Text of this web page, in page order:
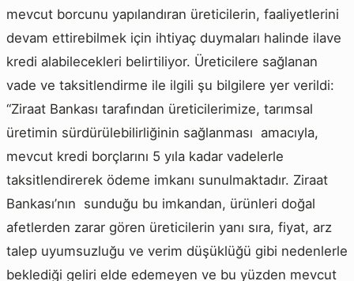
mevcut borcunu yapılandıran üreticilerin, faaliyetlerini
devam ettirebilmek için ihtiyaç duymaları halinde ilave
kredi alabilecekleri belirtiliyor. Üreticilere sağlanan
vade ve taksitlendirme ile ilgili şu bilgilere yer verildi:
“Ziraat Bankası tarafından üreticilerimize, tarımsal
üretimin sürdürülebilirliğinin sağlanması amacıyla,
mevcut kredi borçlarını 5 yıla kadar vadelerle
taksitlendirerek ödeme imkanı sunulmaktadır. Ziraat
Bankası’nın sunduğu bu imkandan, ürünleri doğal
afetlerden zarar gören üreticilerin yanı sıra, fiyat, arz
talep uyumsuzluğu ve verim düşüklüğü gibi nedenlerle
beklediği geliri elde edemeyen ve bu yüzden mevcut